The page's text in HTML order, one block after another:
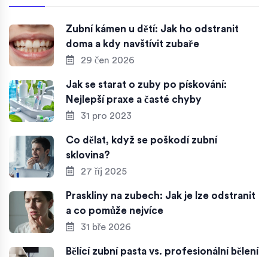
Zubní kámen u dětí: Jak ho odstranit
doma a kdy navštívit zubaře
29 čen 2026
Jak se starat o zuby po pískování:
Nejlepší praxe a časté chyby
31 pro 2023
Co dělat, když se poškodí zubní
sklovina?
27 říj 2025
Praskliny na zubech: Jak je lze odstranit
a co pomůže nejvíce
31 bře 2026
Bělící zubní pasta vs. profesionální bělení